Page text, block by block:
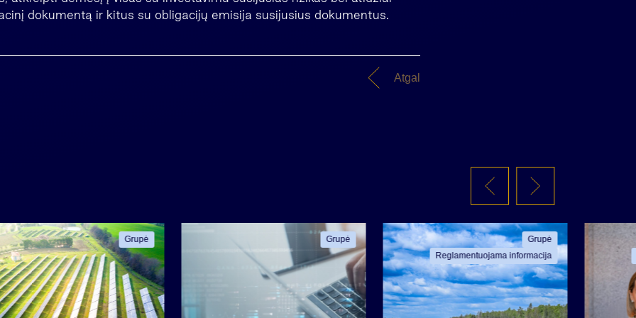
dokumentą ir kitus su obligacijų emisija susijusius dokumentus.
Atgal
Grupė Grupė
Grupė
Reglamentuojama informacija